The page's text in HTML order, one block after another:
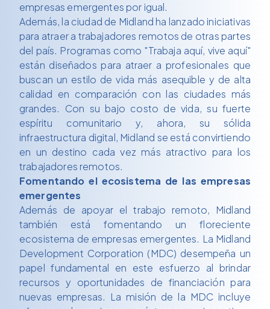
empresas emergentes por igual.
Además, la ciudad de Midland ha lanzado iniciativas
para atraer a trabajadores remotos de otras partes
del país. Programas como "Trabaja aquí, vive aquí"
están diseñados para atraer a profesionales que
buscan un estilo de vida más asequible y de alta
calidad en comparación con las ciudades más
grandes. Con su bajo costo de vida, su fuerte
espíritu comunitario y, ahora, su sólida
infraestructura digital, Midland se está convirtiendo
en un destino cada vez más atractivo para los
trabajadores remotos.
Fomentando el ecosistema de las empresas
emergentes
Además de apoyar el trabajo remoto, Midland
también está fomentando un floreciente
ecosistema de empresas emergentes. La Midland
Development Corporation (MDC) desempeña un
papel fundamental en este esfuerzo al brindar
recursos y oportunidades de financiación para
nuevas empresas. La misión de la MDC incluye